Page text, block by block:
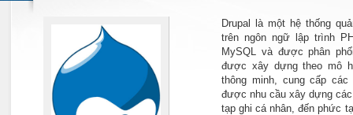
Drupal là một hệ thống
trên ngôn ngữ lập trình
MySQL và được phân
được xây dựng theo mô
thông minh, cung cấp
được nhu cầu xây dựng
tạp ghi cá nhân, đến phức